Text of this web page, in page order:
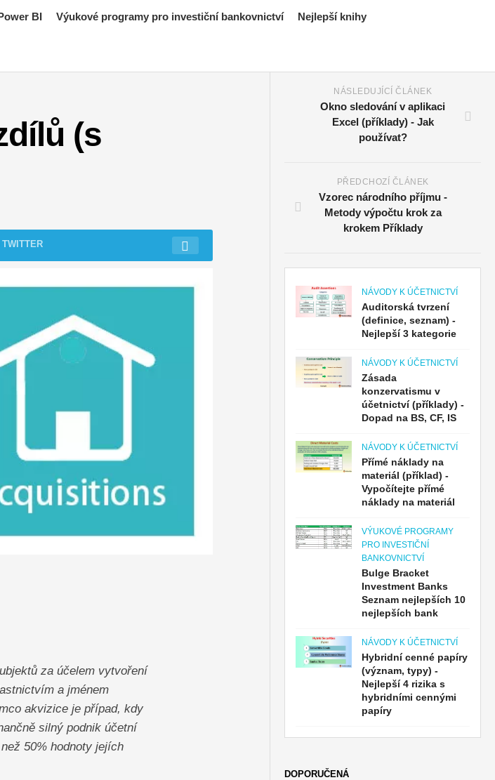
BI Výukové programy pro investiční bankovnictví Nejlepší knihy
(s
TWITTER
za účelem vytvoření
a jménem
akvizice je případ, kdy
silný podnik účetní
50% hodnoty jejích
NÁSLEDUJÍCÍ ČLÁNEK
Okno sledování v aplikaci
Excel (příklady) - Jak
používat?
PŘEDCHOZÍ ČLÁNEK
Vzorec národního příjmu -
Metody výpočtu krok za
krokem Příklady
NÁVODY K ÚČETNICTVÍ
Auditorská tvrzení
(definice, seznam) -
Nejlepší 3 kategorie
NÁVODY K ÚČETNICTVÍ
Zásada
konzervatismu v
účetnictví (příklady) -
Dopad na BS, CF, IS
NÁVODY K ÚČETNICTVÍ
Přímé náklady na
materiál (příklad) -
Vypočítejte přímé
náklady na materiál
VÝUKOVÉ PROGRAMY
PRO INVESTIČNÍ
BANKOVNICTVÍ
Bulge Bracket
Investment Banks
Seznam nejlepších 10
nejlepších bank
NÁVODY K ÚČETNICTVÍ
Hybridní cenné papíry
(význam, typy) -
Nejlepší 4 rizika s
hybridními cennými
papíry
DOPORUČENÁ